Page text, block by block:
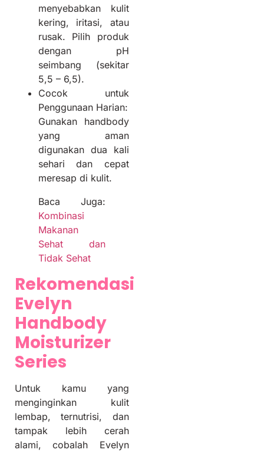
menyebabkan kulit
kering, iritasi, atau
rusak. Pilih produk
dengan pH
seimbang (sekitar
5,5 – 6,5).
Cocok untuk
Penggunaan Harian:
Gunakan handbody
yang aman
digunakan dua kali
sehari dan cepat
meresap di kulit.
Baca Juga:
Kombinasi
Makanan
Sehat dan
Tidak Sehat
Rekomendasi
Evelyn
Handbody
Moisturizer
Series
Untuk kamu yang
menginginkan kulit
lembap, ternutrisi, dan
tampak lebih cerah
alami, cobalah Evelyn